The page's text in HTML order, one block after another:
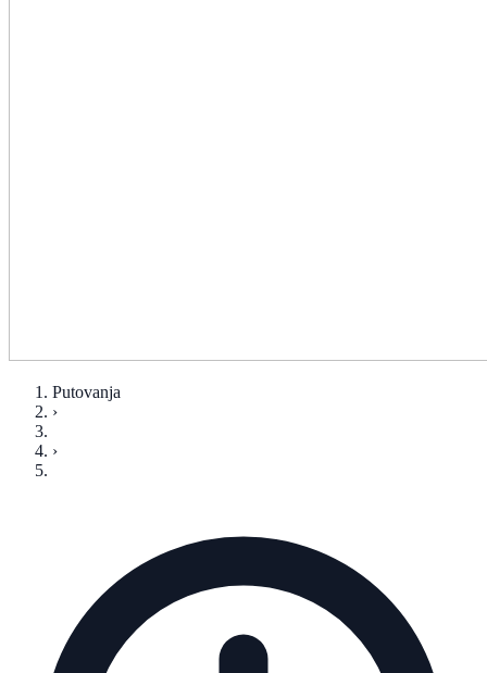
Putovanja
›
›